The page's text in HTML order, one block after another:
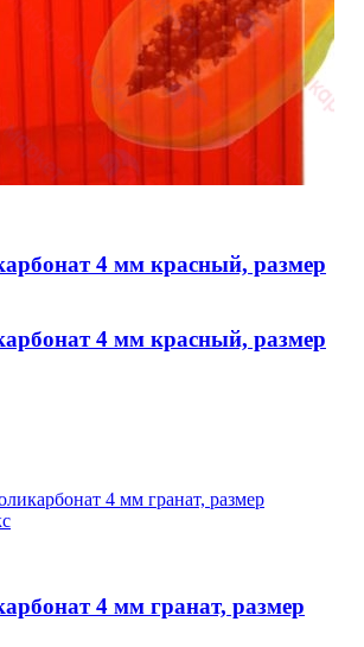
4 мм красный, размер
4 мм красный, размер
4 мм гранат, размер